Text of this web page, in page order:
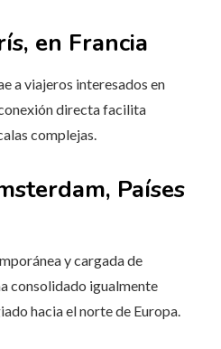
en Francia
a viajeros interesados en
directa facilita
complejas.
Países
y cargada de
consolidado igualmente
hacia el norte de Europa.